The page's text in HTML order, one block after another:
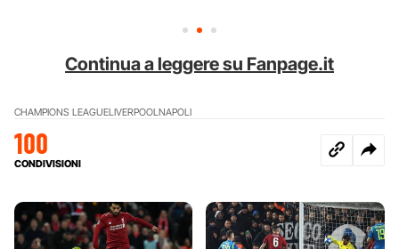
Continua a leggere su Fanpage.it
CHAMPIONS LEAGUELIVERPOOLNAPOLI
100
CONDIVISIONI